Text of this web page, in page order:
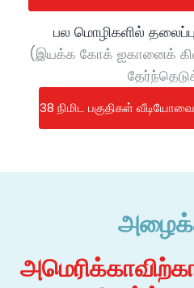
பல மொழிகளில்
(இயக்க கோக் ஐகானைக்
38 நிமிட பகுதிகள்